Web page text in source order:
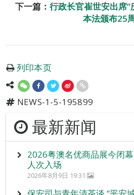
下一篇： 行政长官崔世安出席
本法颁布25
列印本页
NEWS-1-5-195899
最新新闻
2026粤澳名优商品展今闭
人次入场
2026年8月9日 19:31